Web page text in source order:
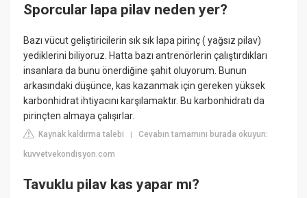
Sporcular lapa pilav neden yer?
Bazı vücut geliştiricilerin sık sık lapa pirinç ( yağsız pilav)
yediklerini biliyoruz. Hatta bazı antrenörlerin çalıştırdıkları
insanlara da bunu önerdiğine şahit oluyorum. Bunun
arkasındaki düşünce, kas kazanmak için gereken yüksek
karbonhidrat ihtiyacını karşılamaktır. Bu karbonhidratı da
pirinçten almaya çalışırlar.
Kaynak kaldırma talebi |Cevabın tamamını burada okuyun:
kuvvetvekondisyon.com
Tavuklu pilav kas yapar mı?